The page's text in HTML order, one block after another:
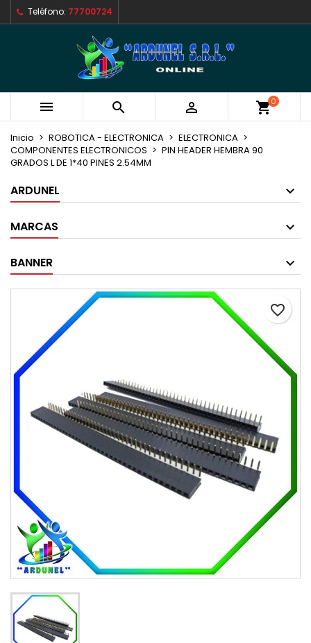
Teléfono: 77700724
   shopping_cart0
Inicio ROBOTICA - ELECTRONICA
ELECTRONICA
COMPONENTES ELECTRONICOS
PIN HEADER HEMBRA 90
GRADOS L DE 1*40 PINES 2.54MM
ARDUNEL
MARCAS
BANNER
favorite_border
Mi lista de deseos ×
Crear nueva lista
Crear lista de deseos ×
Nombre de la lista de deseos
Cancelar Crear lista de deseos
Iniciar sesión ×
Debe iniciar sesión para guardar productos en su
lista de deseos.
Cancelar Iniciar sesión